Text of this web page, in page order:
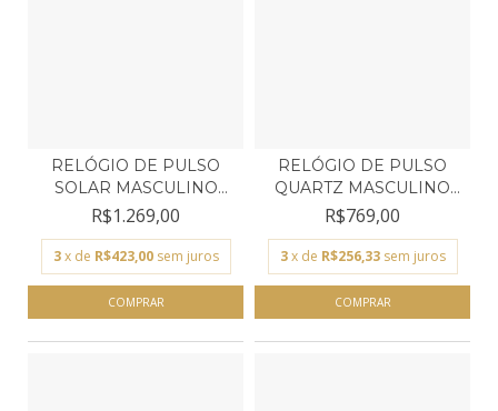
RELÓGIO DE PULSO
SOLAR MASCULINO
ORIENT...
R$1.269,00
3 x de R$423,00 sem juros
RELÓGIO DE PULSO
QUARTZ MASCULINO
ORIENT...
R$769,00
3 x de R$256,33 sem juros